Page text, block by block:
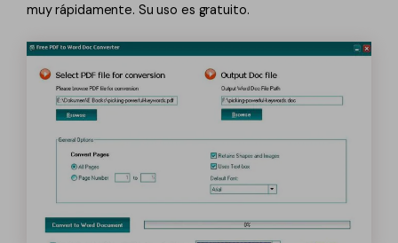
muy rápidamente. Su uso es gratuito.